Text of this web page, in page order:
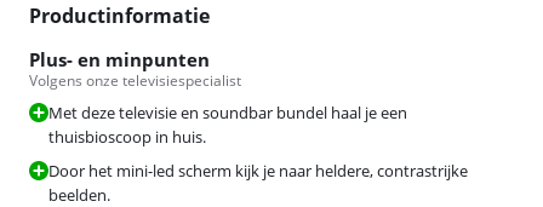
Productinformatie
Plus- en minpunten
Volgens onze televisiespecialist
Met deze televisie en soundbar bundel haal je een
thuisbioscoop in huis.
Door het mini-led scherm kijk je naar heldere, contrastrijke
beelden.